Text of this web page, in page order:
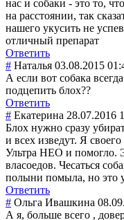
нас и собаки - это то,
на расстоянии, так
нашего укусить не
отличный препарат
Ответить
# Наталья 03.08.2015
А если вот собака
подцепить блох??
Ответить
# Екатерина 28.07.2016
Блох нужно сразу
и всех изведут. Я
Ультра НЕО и помогло.
власоедов. Чесаться
полыни помыла, но это
Ответить
# Ольга Ивашкина
А я, больше всего ,